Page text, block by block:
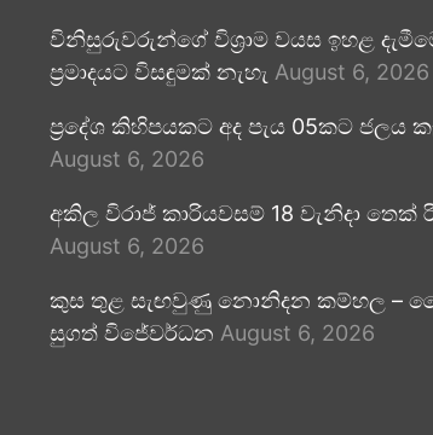
විනිසුරුවරුන්ගේ විශ්‍රාම වයස ඉහළ
ප්‍රමාදයට විසඳුමක් නැහැ August 6, 2026
ප්‍රදේශ කිහිපයකට අද පැය 05කට ජලය
August 6, 2026
අකිල විරාජ් කාරියවසම් 18 වැනිදා තෙක්
August 6, 2026
කුස තුළ සැඟවුණු නොනිදන කම්හල –
සුගත් විජේවර්ධන August 6, 2026